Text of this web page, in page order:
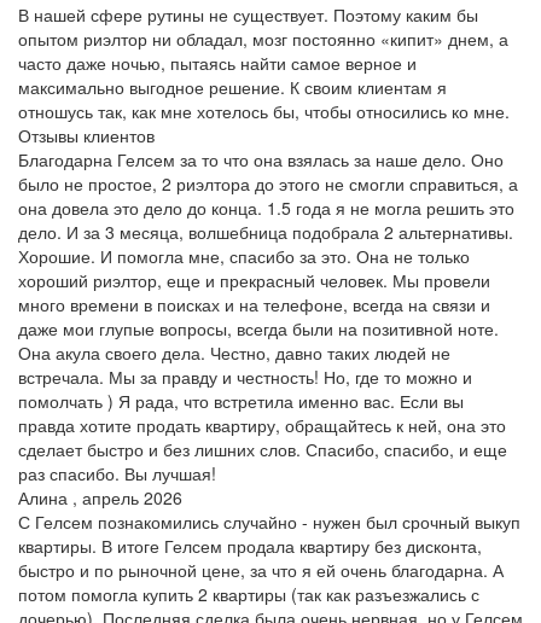
В нашей сфере рутины не существует. Поэтому каким бы
опытом риэлтор ни обладал, мозг постоянно «кипит» днем, а
часто даже ночью, пытаясь найти самое верное и
максимально выгодное решение. К своим клиентам я
отношусь так, как мне хотелось бы, чтобы относились ко мне.
Отзывы клиентов
Благодарна Гелсем за то что она взялась за наше дело. Оно
было не простое, 2 риэлтора до этого не смогли справиться, а
она довела это дело до конца. 1.5 года я не могла решить это
дело. И за 3 месяца, волшебница подобрала 2 альтернативы.
Хорошие. И помогла мне, спасибо за это. Она не только
хороший риэлтор, еще и прекрасный человек. Мы провели
много времени в поисках и на телефоне, всегда на связи и
даже мои глупые вопросы, всегда были на позитивной ноте.
Она акула своего дела. Честно, давно таких людей не
встречала. Мы за правду и честность! Но, где то можно и
помолчать ) Я рада, что встретила именно вас. Если вы
правда хотите продать квартиру, обращайтесь к ней, она это
сделает быстро и без лишних слов. Спасибо, спасибо, и еще
раз спасибо. Вы лучшая!
Алина , апрель 2026
С Гелсем познакомились случайно - нужен был срочный выкуп
квартиры. В итоге Гелсем продала квартиру без дисконта,
быстро и по рыночной цене, за что я ей очень благодарна. А
потом помогла купить 2 квартиры (так как разъезжались с
дочерью). Последняя сделка была очень нервная, но у Гелсем